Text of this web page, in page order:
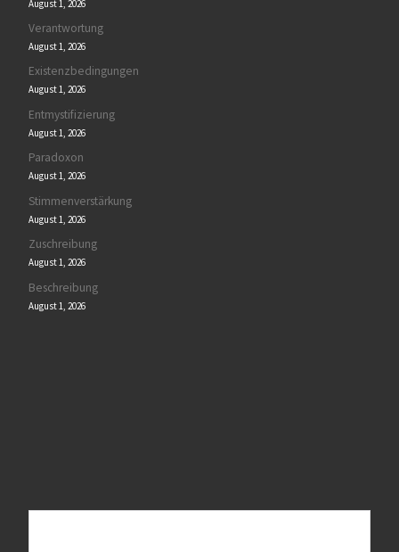
August 1, 2026
Verantwortung
August 1, 2026
Existenzbedingungen
August 1, 2026
Entmystifizierung
August 1, 2026
Paradoxon
August 1, 2026
Stimmenverstärkung
August 1, 2026
Zuschreibung
August 1, 2026
Beschreibung
August 1, 2026